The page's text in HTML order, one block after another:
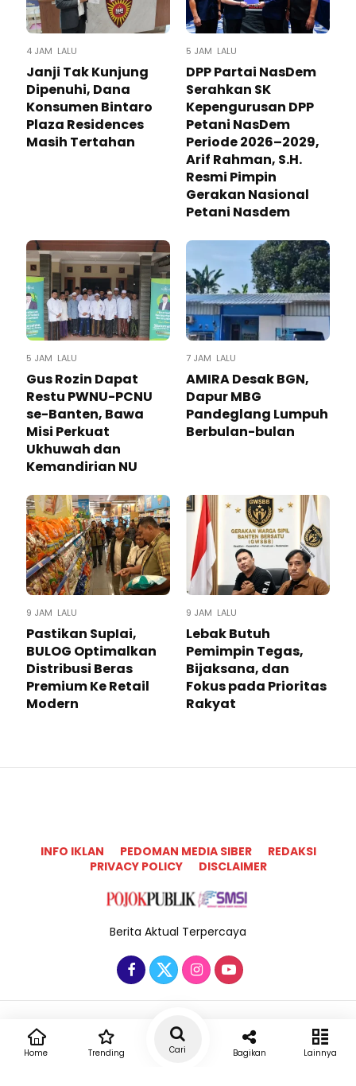
4 JAM LALU
Janji Tak Kunjung
Dipenuhi, Dana
Konsumen Bintaro
Plaza Residences
Masih Tertahan
5 JAM LALU
DPP Partai NasDem
Serahkan SK
Kepengurusan DPP
Petani NasDem
Periode 2026–2029,
Arif Rahman, S.H.
Resmi Pimpin
Gerakan Nasional
Petani Nasdem
5 JAM LALU
Gus Rozin Dapat
Restu PWNU-PCNU
se-Banten, Bawa
Misi Perkuat
Ukhuwah dan
Kemandirian NU
7 JAM LALU
AMIRA Desak BGN,
Dapur MBG
Pandeglang Lumpuh
Berbulan-bulan
9 JAM LALU
Pastikan SupIai,
BULOG Optimalkan
Distribusi Beras
Premium Ke Retail
Modern
9 JAM LALU
Lebak Butuh
Pemimpin Tegas,
Bijaksana, dan
Fokus pada Prioritas
Rakyat
INFO IKLAN PEDOMAN MEDIA SIBER
REDAKSI
PRIVACY POLICY
DISCLAIMER
Berita Aktual Terpercaya
Copyright @2025 Pojok Publik All Rights Reserved
Home Trending Cari Bagikan Lainnya